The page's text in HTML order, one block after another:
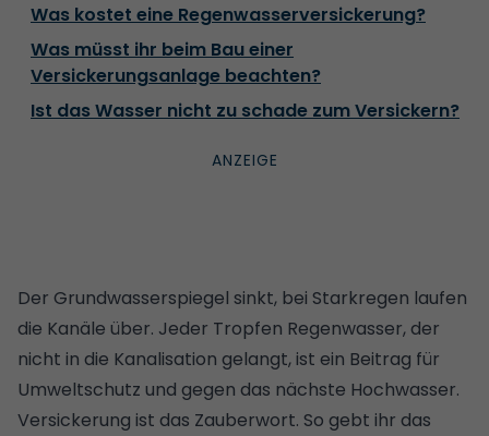
Was kostet eine Regenwasserversickerung?
Was müsst ihr beim Bau einer
Versickerungsanlage beachten?
Ist das Wasser nicht zu schade zum Versickern?
Der Grundwasserspiegel sinkt, bei Starkregen laufen
die Kanäle über. Jeder Tropfen Regenwasser, der
nicht in die Kanalisation gelangt, ist ein Beitrag für
Umweltschutz und gegen das nächste Hochwasser.
Versickerung ist das Zauberwort. So gebt ihr das